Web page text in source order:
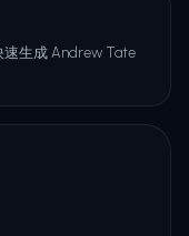
速生成 Andrew Tate